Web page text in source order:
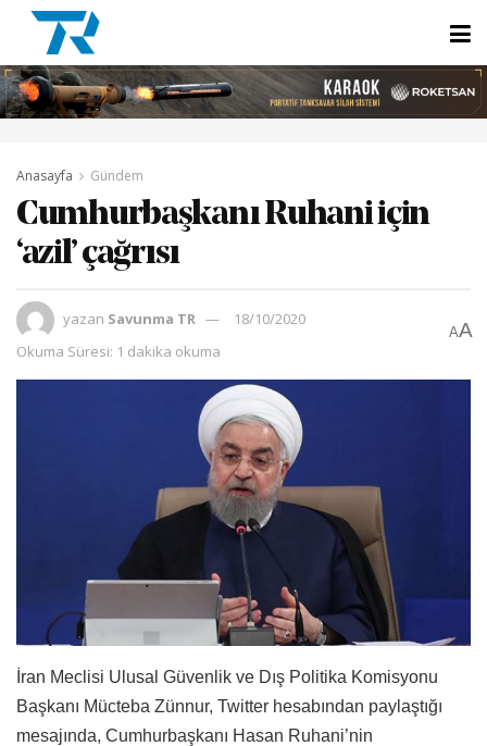
Anasayfa Gündem
Cumhurbaşkanı Ruhani için
‘azil’ çağrısı
yazan Savunma TR
18/10/2020
Okuma Süresi: 1 dakika okuma
AA
İran Meclisi Ulusal Güvenlik ve Dış Politika Komisyonu
Başkanı Mücteba Zünnur, Twitter hesabından paylaştığı
mesajında, Cumhurbaşkanı Hasan Ruhani’nin